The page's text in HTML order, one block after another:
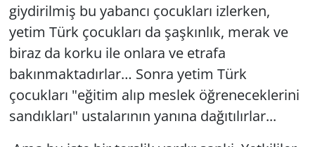
giydirilmiş bu yabancı çocukları izlerken,
yetim Türk çocukları da şaşkınlık, merak ve
biraz da korku ile onlara ve etrafa
bakınmaktadırlar… Sonra yetim Türk
çocukları "eğitim alıp meslek öğreneceklerini
sandıkları" ustalarının yanına dağıtılırlar...